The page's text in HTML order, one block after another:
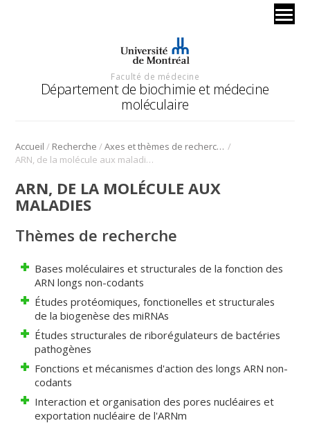
Faculté de médecine
Département de biochimie et médecine
moléculaire
Accueil / Recherche / Axes et thèmes de recherche /
ARN, de la molécule aux maladies
ARN, DE LA MOLÉCULE AUX
MALADIES
Thèmes de recherche
Bases moléculaires et structurales de la fonction des
ARN longs non-codants
Études protéomiques, fonctionelles et structurales
de la biogenèse des miRNAs
Études structurales de riborégulateurs de bactéries
pathogènes
Fonctions et mécanismes d'action des longs ARN non-
codants
Interaction et organisation des pores nucléaires et
exportation nucléaire de l'ARNm